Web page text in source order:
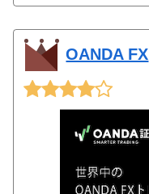
OANDA FX